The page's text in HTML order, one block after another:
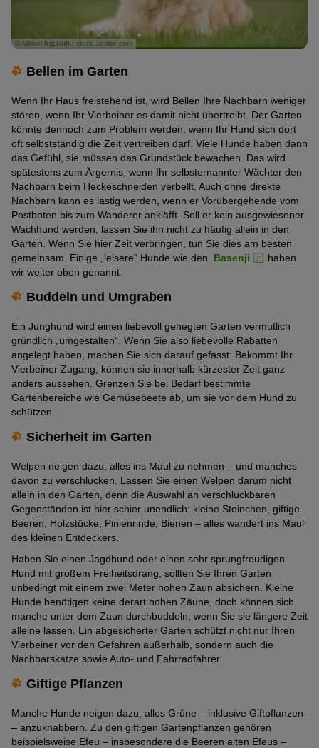
© Mikkel Bigandt / stock.adobe.com
Bellen im Garten
Wenn Ihr Haus freistehend ist, wird Bellen Ihre Nachbarn weniger
stören, wenn Ihr Vierbeiner es damit nicht übertreibt. Der Garten
könnte dennoch zum Problem werden, wenn Ihr Hund sich dort
oft selbstständig die Zeit vertreiben darf. Viele Hunde haben dann
das Gefühl, sie müssen das Grundstück bewachen. Das wird
spätestens zum Ärgernis, wenn Ihr selbsternannter Wächter den
Nachbarn beim Heckeschneiden verbellt. Auch ohne direkte
Nachbarn kann es lästig werden, wenn er Vorübergehende vom
Postboten bis zum Wanderer ankläfft. Soll er kein ausgewiesener
Wachhund werden, lassen Sie ihn nicht zu häufig allein in den
Garten. Wenn Sie hier Zeit verbringen, tun Sie dies am besten
gemeinsam. Einige „leisere“ Hunde wie den
Basenji
haben
wir weiter oben genannt.
Buddeln und Umgraben
Ein Junghund wird einen liebevoll gehegten Garten vermutlich
gründlich „umgestalten“. Wenn Sie also liebevolle Rabatten
angelegt haben, machen Sie sich darauf gefasst: Bekommt Ihr
Vierbeiner Zugang, können sie innerhalb kürzester Zeit ganz
anders aussehen. Grenzen Sie bei Bedarf bestimmte
Gartenbereiche wie Gemüsebeete ab, um sie vor dem Hund zu
schützen.
Sicherheit im Garten
Welpen neigen dazu, alles ins Maul zu nehmen – und manches
davon zu verschlucken. Lassen Sie einen Welpen darum nicht
allein in den Garten, denn die Auswahl an verschluckbaren
Gegenständen ist hier schier unendlich: kleine Steinchen, giftige
Beeren, Holzstücke, Pinienrinde, Bienen – alles wandert ins Maul
des kleinen Entdeckers.
Haben Sie einen Jagdhund oder einen sehr sprungfreudigen
Hund mit großem Freiheitsdrang, sollten Sie Ihren Garten
unbedingt mit einem zwei Meter hohen Zaun absichern. Kleine
Hunde benötigen keine derart hohen Zäune, doch können sich
manche unter dem Zaun durchbuddeln, wenn Sie sie längere Zeit
alleine lassen. Ein abgesicherter Garten schützt nicht nur Ihren
Vierbeiner vor den Gefahren außerhalb, sondern auch die
Nachbarskatze sowie Auto- und Fahrradfahrer.
Giftige Pflanzen
Manche Hunde neigen dazu, alles Grüne – inklusive Giftpflanzen
– anzuknabbern. Zu den giftigen Gartenpflanzen gehören
beispielsweise Efeu – insbesondere die Beeren alten Efeus –